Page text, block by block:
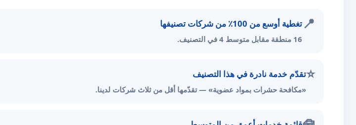
📍تغطية أوسع من 100٪ من شركات تصنيفها
16 منطقة مقابل متوسط 4 في التصنيف.
⭐تقدّم خدمة نادرة في هذا التصنيف
«مكافحة حشرات بمواد عضوية» — تقدّمها أقل من ثلاث شركات لدينا.